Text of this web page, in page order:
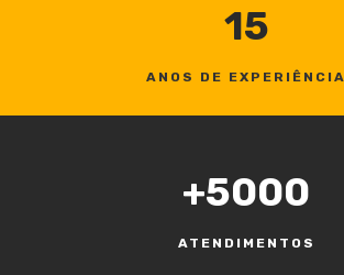
15
ANOS DE EXPERIÊNCIA
+5000
ATENDIMENTOS